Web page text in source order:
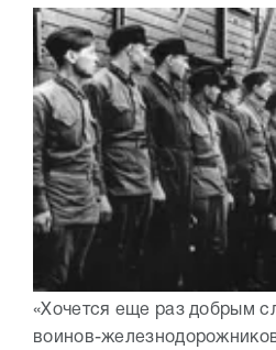
«Хочется еще раз добрым
воинов-